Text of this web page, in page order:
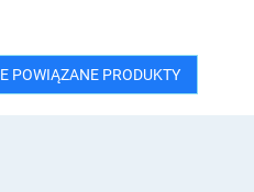
POWIĄZANE PRODUKTY